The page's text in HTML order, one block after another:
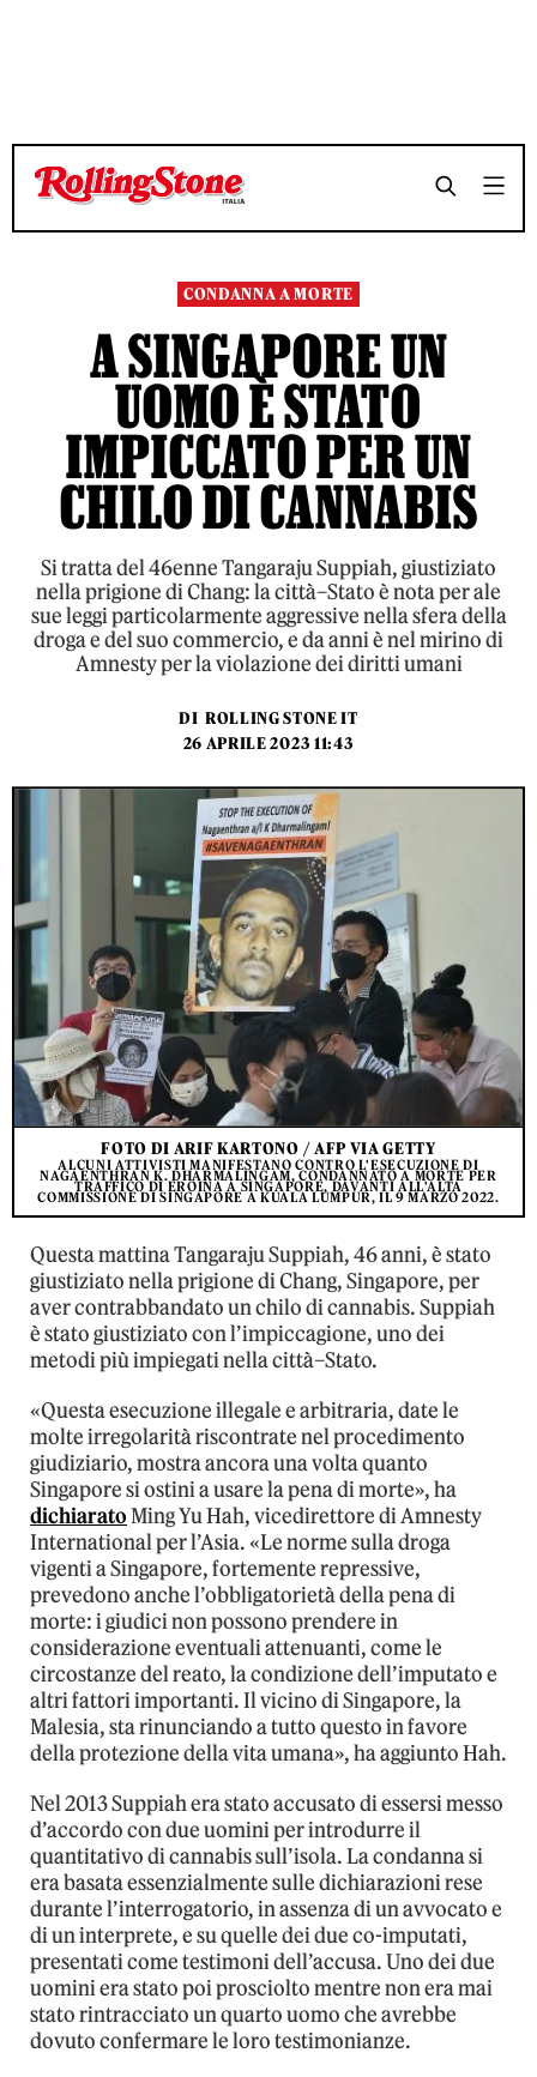
TEMPO DI LETTURA 4 MINUTI SHARE
TEMPO DI LETTURA 4 MINUTI SHARE
CONDANNA A MORTE
A SINGAPORE UN
UOMO È STATO
IMPICCATO PER UN
CHILO DI CANNABIS
Si tratta del 46enne Tangaraju Suppiah, giustiziato
nella prigione di Chang: la città–Stato è nota per ale
sue leggi particolarmente aggressive nella sfera della
droga e del suo commercio, e da anni è nel mirino di
Amnesty per la violazione dei diritti umani
DI ROLLING STONE IT
26 APRILE 2023 11:43
FOTO DI ARIF KARTONO / AFP VIA GETTY
ALCUNI ATTIVISTI MANIFESTANO CONTRO L'ESECUZIONE DI
NAGAENTHRAN K. DHARMALINGAM, CONDANNATO A MORTE PER
TRAFFICO DI EROINA A SINGAPORE, DAVANTI ALL'ALTA
COMMISSIONE DI SINGAPORE A KUALA LUMPUR, IL 9 MARZO 2022.
Questa mattina Tangaraju Suppiah, 46 anni, è stato
giustiziato nella prigione di Chang, Singapore, per
aver contrabbandato un chilo di cannabis. Suppiah
è stato giustiziato con l’impiccagione, uno dei
metodi più impiegati nella città–Stato.
«Questa esecuzione illegale e arbitraria, date le
molte irregolarità riscontrate nel procedimento
giudiziario, mostra ancora una volta quanto
Singapore si ostini a usare la pena di morte», ha
dichiaratoMing Yu Hah, vicedirettore di Amnesty
International per l’Asia. «Le norme sulla droga
vigenti a Singapore, fortemente repressive,
prevedono anche l’obbligatorietà della pena di
morte: i giudici non possono prendere in
considerazione eventuali attenuanti, come le
circostanze del reato, la condizione dell’imputato e
altri fattori importanti. Il vicino di Singapore, la
Malesia, sta rinunciando a tutto questo in favore
della protezione della vita umana», ha aggiunto Hah.
Nel 2013 Suppiah era stato accusato di essersi messo
d’accordo con due uomini per introdurre il
quantitativo di cannabis sull’isola. La condanna si
era basata essenzialmente sulle dichiarazioni rese
durante l’interrogatorio, in assenza di un avvocato e
di un interprete, e su quelle dei due co-imputati,
presentati come testimoni dell’accusa. Uno dei due
uomini era stato poi prosciolto mentre non era mai
stato rintracciato un quarto uomo che avrebbe
dovuto confermare le loro testimonianze.